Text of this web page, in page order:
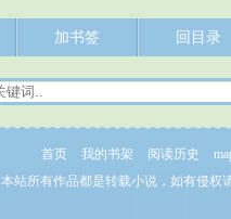
加书签 回目录
首页 我的书架 阅读历史
本站所有作品都是转载小说，如有侵权